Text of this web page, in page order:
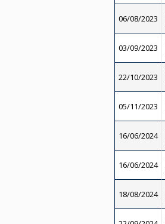
06/08/2023
03/09/2023
22/10/2023
05/11/2023
16/06/2024
16/06/2024
18/08/2024